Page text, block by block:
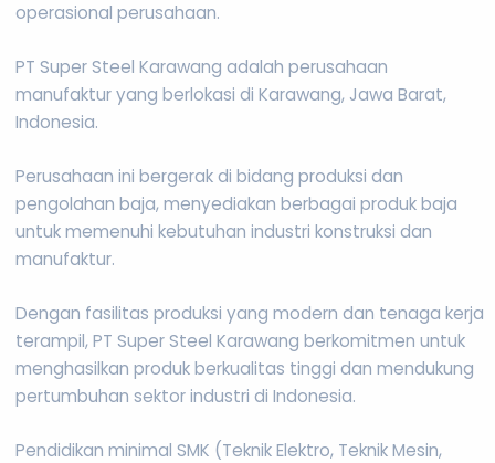
operasional perusahaan.
PT Super Steel Karawang adalah perusahaan
manufaktur yang berlokasi di Karawang, Jawa Barat,
Indonesia.
Perusahaan ini bergerak di bidang produksi dan
pengolahan baja, menyediakan berbagai produk baja
untuk memenuhi kebutuhan industri konstruksi dan
manufaktur.
Dengan fasilitas produksi yang modern dan tenaga kerja
terampil, PT Super Steel Karawang berkomitmen untuk
menghasilkan produk berkualitas tinggi dan mendukung
pertumbuhan sektor industri di Indonesia.
Pendidikan minimal SMK (Teknik Elektro, Teknik Mesin,